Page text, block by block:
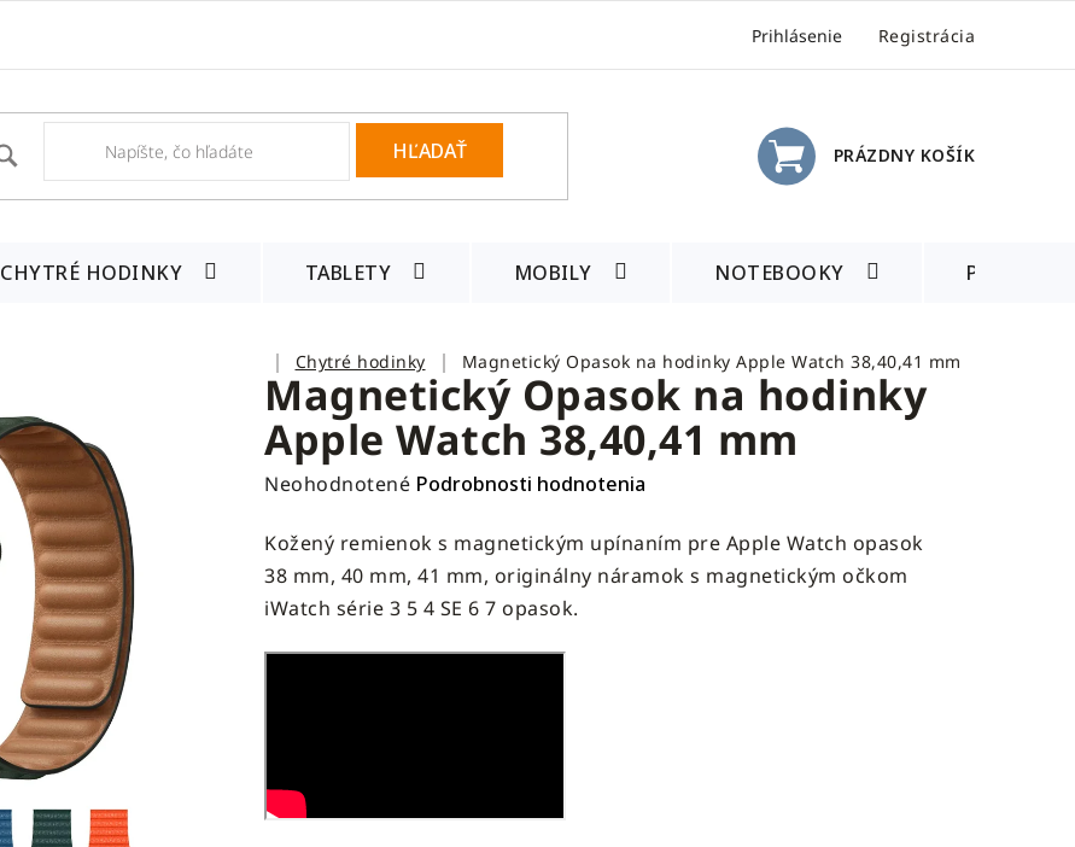
Prihlásenie Registrácia
HĽADAŤ
NÁKUPNÝ
PRÁZDNY KOŠÍK
CHYTRÉ HODINKY TABLETY MOBILY NOTEBOOKY
DomovChytré hodinky Magnetický Opasok na hodinky Apple Watch 38,40,41 mm
Magnetický Opasok na hodinky
Apple Watch 38,40,41 mm
Priemerné
produktu
je
0,0
z
Neohodnotené Podrobnosti hodnotenia
Kožený remienok s magnetickým upínaním pre Apple Watch opasok
38 mm, 40 mm, 41 mm, originálny náramok s magnetickým očkom
iWatch série 3 5 4 SE 6 7 opasok.